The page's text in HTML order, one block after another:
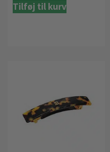
Tilføj til kurv